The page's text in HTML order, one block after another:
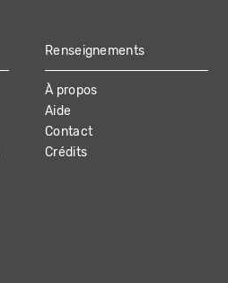
Renseignements
À propos
Aide
Contact
Crédits